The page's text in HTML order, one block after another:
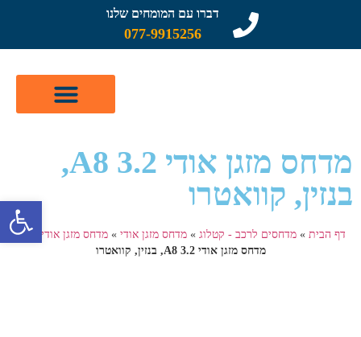
דברו עם המומחים שלנו
077-9915256
מדחס מזגן אודי A8 3.2,
בנזין, קוואטרו
דף הבית » מדחסים לרכב - קטלוג » מדחס מזגן אודי » מדחס מזגן אודי A8
»
מדחס מזגן אודי A8 3.2, בנזין, קוואטרו